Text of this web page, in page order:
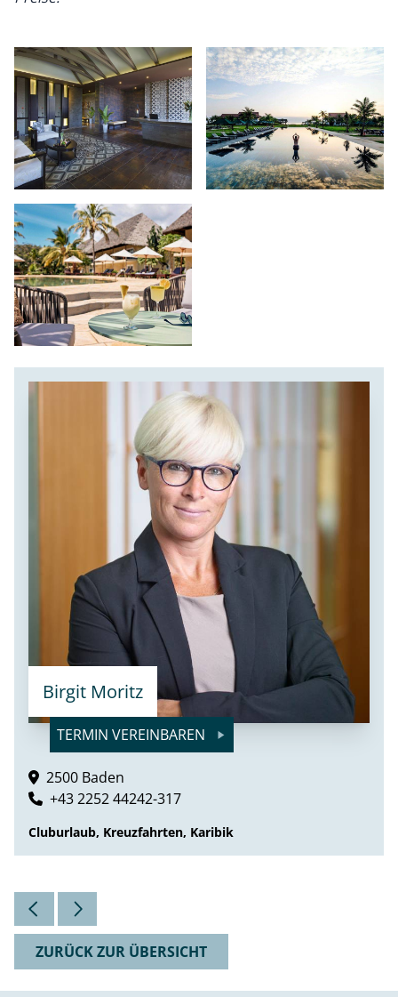
Birgit Moritz
TERMIN VEREINBAREN
2500 Baden
+43 2252 44242-317
Cluburlaub, Kreuzfahrten, Karibik
ZURÜCK ZUR ÜBERSICHT